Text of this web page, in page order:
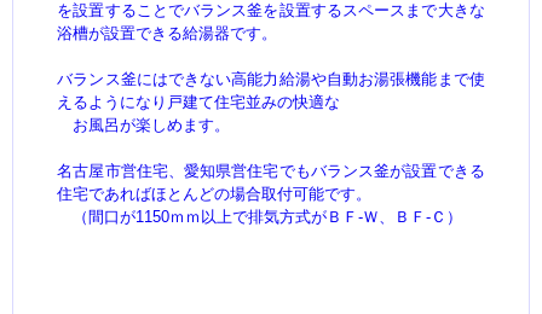
を設置することでバランス釜を設置するスペースまで大きな
浴槽が設置できる給湯器です。
バランス釜にはできない高能力給湯や自動お湯張機能まで使
えるようになり戸建て住宅並みの快適な
お風呂が楽しめます。
名古屋市営住宅、愛知県営住宅でもバランス釜が設置できる
住宅であればほとんどの場合取付可能です。
（間口が1150ｍｍ以上で排気方式がＢＦ-Ｗ、ＢＦ-Ｃ）